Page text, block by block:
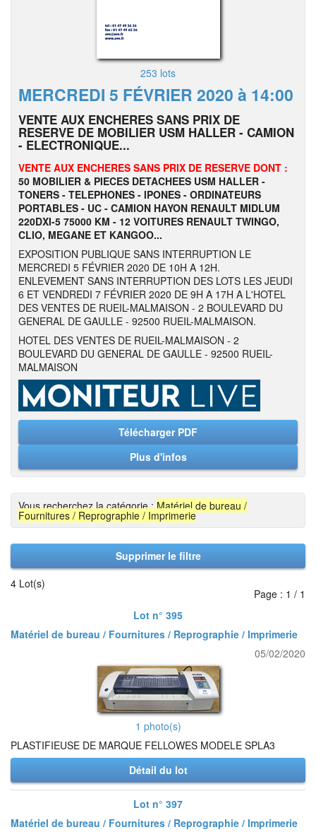
253 lots
MERCREDI 5 FÉVRIER 2020 à 14:00
VENTE AUX ENCHERES SANS PRIX DE
RESERVE DE MOBILIER USM HALLER - CAMION
- ELECTRONIQUE...
VENTE AUX ENCHERES SANS PRIX DE RESERVE DONT :
50 MOBILIER & PIECES DETACHEES USM HALLER -
TONERS - TELEPHONES - IPONES - ORDINATEURS
PORTABLES - UC - CAMION HAYON RENAULT MIDLUM
220DXI-5 75000 KM - 12 VOITURES RENAULT TWINGO,
CLIO, MEGANE ET KANGOO...
EXPOSITION PUBLIQUE SANS INTERRUPTION LE
MERCREDI 5 FÉVRIER 2020 DE 10H A 12H.
ENLEVEMENT SANS INTERRUPTION DES LOTS LES JEUDI
6 ET VENDREDI 7 FÉVRIER 2020 DE 9H A 17H A L'HOTEL
DES VENTES DE RUEIL-MALMAISON - 2 BOULEVARD DU
GENERAL DE GAULLE - 92500 RUEIL-MALMAISON.
HOTEL DES VENTES DE RUEIL-MALMAISON - 2
BOULEVARD DU GENERAL DE GAULLE - 92500 RUEIL-
MALMAISON
Télécharger PDF
Plus d'infos
Vous recherchez la catégorie :Matériel de bureau /
Fournitures / Reprographie / Imprimerie
Supprimer le filtre
4 Lot(s)
Page : 1 / 1
Lot n° 395
Matériel de bureau / Fournitures / Reprographie / Imprimerie
05/02/2020
1 photo(s)
PLASTIFIEUSE DE MARQUE FELLOWES MODELE SPLA3
Détail du lot
Lot n° 397
Matériel de bureau / Fournitures / Reprographie / Imprimerie